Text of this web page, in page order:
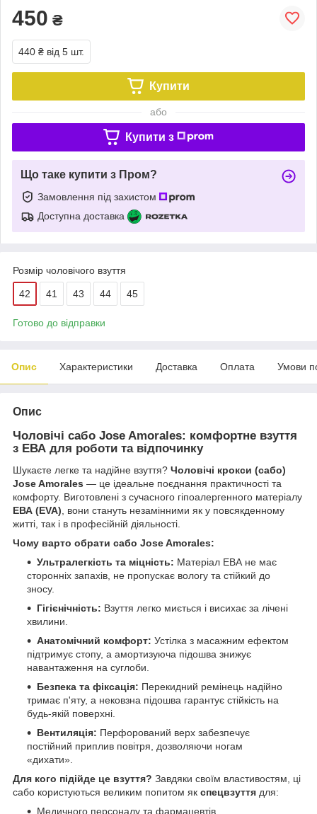
450 ₴
440 ₴ від 5 шт.
Купити
або
Купити з
Що таке купити з Пром?
Замовлення під захистом
Доступна доставка
Розмір чоловічого взуття
42 41 43 44 45
Готово до відправки
Опис Характеристики Доставка Оплата Умови
Опис
Чоловічі сабо Jose Amorales: комфортне взуття
з ЕВА для роботи та відпочинку
Шукаєте легке та надійне взуття? Чоловічі крокси (сабо)
Jose Amorales — це ідеальне поєднання практичності та
комфорту. Виготовлені з сучасного гіпоалергенного матеріалу
ЕВА (EVA) , вони стануть незамінними як у повсякденному
житті, так і в професійній діяльності.
Чому варто обрати сабо Jose Amorales:
Ультралегкість та міцність: Матеріал ЕВА не має
сторонніх запахів, не пропускає вологу та стійкий до
зносу.
Гігієнічність: Взуття легко миється і висихає за лічені
хвилини.
Анатомічний комфорт: Устілка з масажним ефектом
підтримує стопу, а амортизуюча підошва знижує
навантаження на суглоби.
Безпека та фіксація: Перекидний ремінець надійно
тримає п'яту, а нековзна підошва гарантує стійкість на
будь-якій поверхні.
Вентиляція: Перфорований верх забезпечує
постійний приплив повітря, дозволяючи ногам
«дихати».
Для кого підійде це взуття? Завдяки своїм властивостям, ці
сабо користуються великим попитом як спецвзуття для:
Медичного персоналу та фармацевтів.